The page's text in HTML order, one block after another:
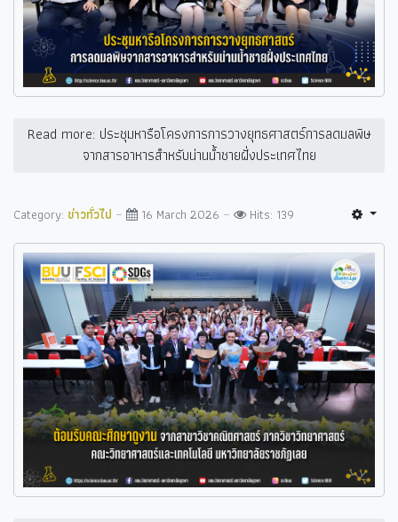
Read more: ประชุมหารือโครงการการวางยุทธศาสตร์การลดมลพิษ
จากสารอาหารสำหรับน่านน้ำชายฝั่งประเทศไทย
Category: ข่าวทั่วไป 16 March 2026 Hits: 139